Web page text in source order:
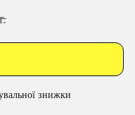
знижки